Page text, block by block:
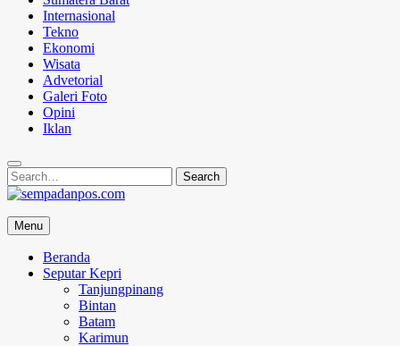
Internasional
Tekno
Ekonomi
Wisata
Advetorial
Galeri Foto
Opini
Iklan
Search
for:
Search
sempadanpos.com
Menyampaikan Berita Dengan Analisa
Menu
Beranda
Seputar Kepri
Tanjungpinang
Bintan
Batam
Karimun